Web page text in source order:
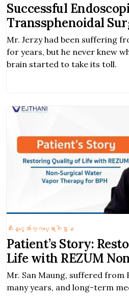
Successful
Transsphenoidal
Mr. Jerzy had been suffering
for years, but he never knew
brain started to take its toll.
Patient’s Story:
Life with REZUM
Vapor Therapy for
Mr. San Maung, suffered from
many years, and long-term
ဆီးနွင့္ေက်ာက္ကပ္ေရာဂါဌာန